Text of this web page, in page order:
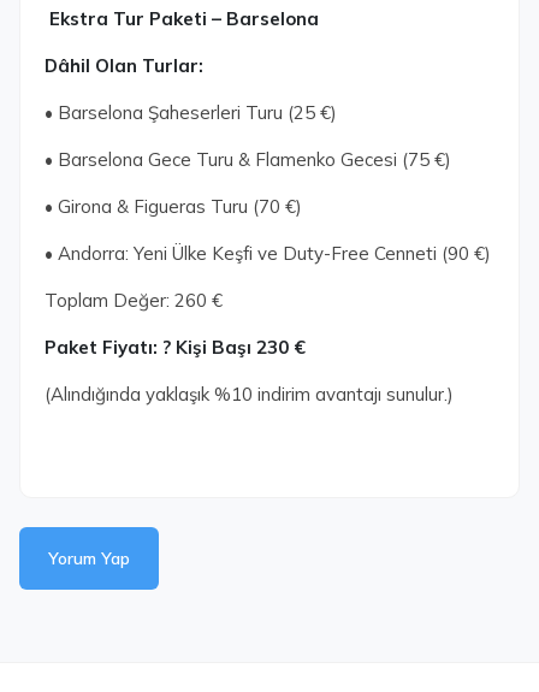
Ekstra Tur Paketi – Barselona
Dâhil Olan Turlar:
• Barselona Şaheserleri Turu (25 €)
• Barselona Gece Turu & Flamenko Gecesi (75 €)
• Girona & Figueras Turu (70 €)
• Andorra: Yeni Ülke Keşfi ve Duty-Free Cenneti (90 €)
Toplam Değer: 260 €
Paket Fiyatı: ? Kişi Başı 230 €
(Alındığında yaklaşık %10 indirim avantajı sunulur.)
Yorum Yap